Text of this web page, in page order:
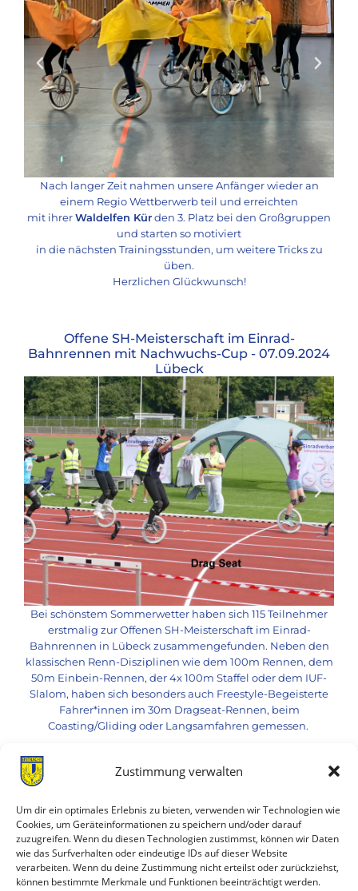
Zustimmung verwalten
Um dir ein optimales Erlebnis zu bieten, verwenden wir Technologien wie
Cookies, um Geräteinformationen zu speichern und/oder darauf
zuzugreifen. Wenn du diesen Technologien zustimmst, können wir Daten
wie das Surfverhalten oder eindeutige IDs auf dieser Website
verarbeiten. Wenn du deine Zustimmung nicht erteilst oder zurückziehst,
können bestimmte Merkmale und Funktionen beeinträchtigt werden.
Nach langer Zeit nahmen unsere Anfänger wieder an
einem Regio Wettberwerb teil und erreichten
mit ihrerWaldelfen Kürden 3. Platz bei den Großgruppen
und starten so motiviert
in die nächsten Trainingsstunden, um weitere Tricks zu
üben.
Herzlichen Glückwunsch!
Offene SH-Meisterschaft im Einrad-
Bahnrennen mit Nachwuchs-Cup - 07.09.2024
Lübeck
Bei schönstem Sommerwetter haben sich 115 Teilnehmer
erstmalig zur Offenen SH-Meisterschaft im Einrad-
Bahnrennen in Lübeck zusammengefunden. Neben den
klassischen Renn-Disziplinen wie dem 100m Rennen, dem
50m Einbein-Rennen, der 4x 100m Staffel oder dem IUF-
Slalom, haben sich besonders auch Freestyle-Begeisterte
Fahrer*innen im 30m Dragseat-Rennen, beim
Coasting/Gliding oder Langsamfahren gemessen.
Groß Grönau | geschaeftsstelle@tsv-eintracht.de |
04509 / 16 56
Geschäftszeiten Büro: Mittwochs 18 – 20 Uhr